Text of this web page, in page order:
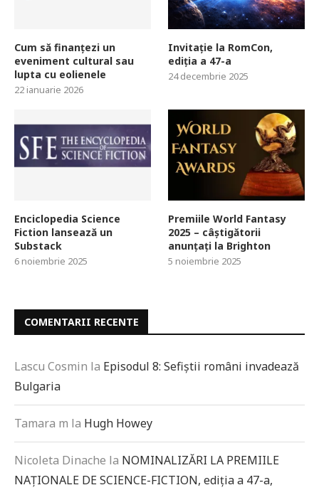
Cum să finanțezi un
eveniment cultural sau
lupta cu eolienele
22 ianuarie 2026
Invitație la RomCon,
ediția a 47-a
24 decembrie 2025
Enciclopedia Science
Fiction lansează un
Substack
6 noiembrie 2025
Premiile World Fantasy
2025 – câștigătorii
anunțați la Brighton
5 noiembrie 2025
COMENTARII RECENTE
Lascu Cosmin la Episodul 8: Sefiștii români invadează
Bulgaria
Tamara m la Hugh Howey
Nicoleta Dinache la NOMINALIZĂRI LA PREMIILE
NAȚIONALE DE SCIENCE-FICTION, ediția a 47-a,